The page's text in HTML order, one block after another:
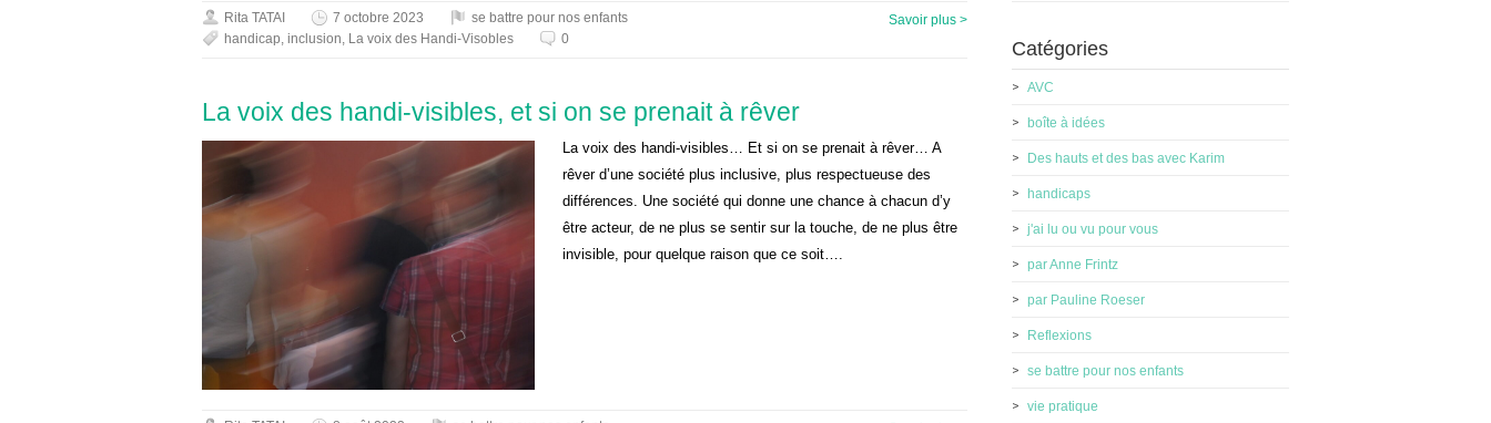
Rita TATAI 7 octobre 2023
se battre pour nos enfants
handicap, inclusion, La voix des Handi-Visobles 0
Savoir plus >
La voix des handi-visibles, et si on se prenait à rêver
La voix des handi-visibles… Et si on se prenait à rêver… A
rêver d’une société plus inclusive, plus respectueuse des
différences. Une société qui donne une chance à chacun d’y
être acteur, de ne plus se sentir sur la touche, de ne plus être
invisible, pour quelque raison que ce soit….
Catégories
AVC
boîte à idées
Des hauts et des bas avec Karim
handicaps
j'ai lu ou vu pour vous
par Anne Frintz
par Pauline Roeser
Reflexions
se battre pour nos enfants
vie pratique